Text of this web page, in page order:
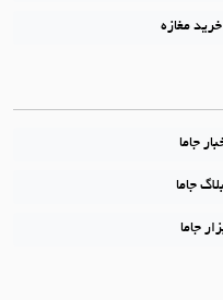
خرید مغازه
جاما
جاما
جاما